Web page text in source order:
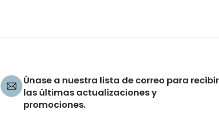
Únase a nuestra lista de correo para recibir
las últimas actualizaciones y
promociones.